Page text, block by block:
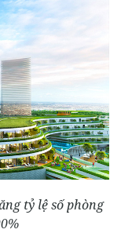
tỷ lệ số phòng